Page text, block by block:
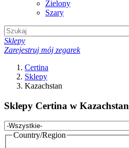
Zielony
Szary
Sklepy
Zarejestruj mój zegarek
Certina
Sklepy
Kazachstan
Sklepy Certina w Kazachstan
Country/Region